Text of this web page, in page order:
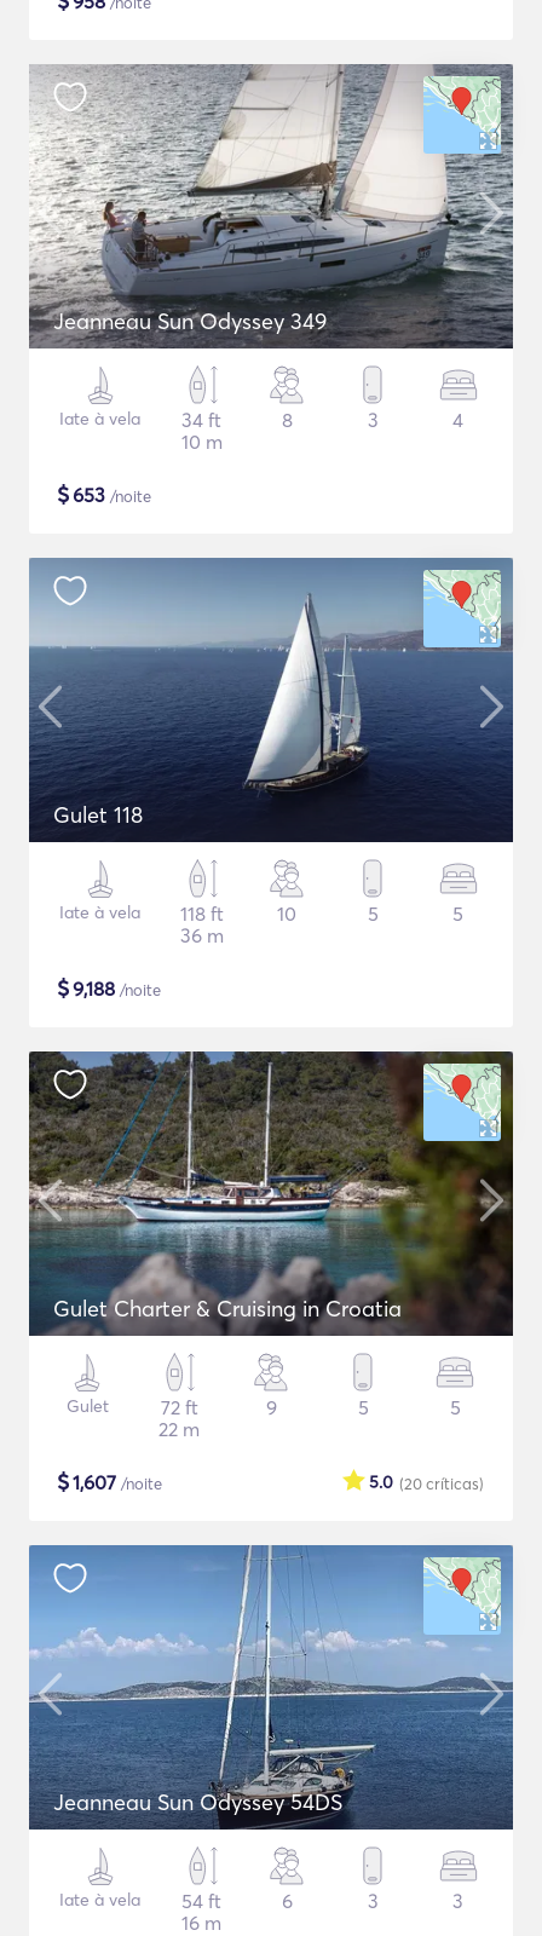
Jeanneau Sun Odyssey 349
Iate à vela
34 ft
10 m
8 3 4
$653 /noite
Gulet 118
Iate à vela
118 ft
36 m
10 5 5
$9,188 /noite
Gulet Charter & Cruising in Croatia
Gulet
72 ft
22 m
9 5 5
$1,607 /noite (20críticas)
5.0
Jeanneau Sun Odyssey 54DS
Iate à vela
54 ft
16 m
6 3 3